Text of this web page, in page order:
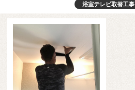
浴室テレビ取替工事